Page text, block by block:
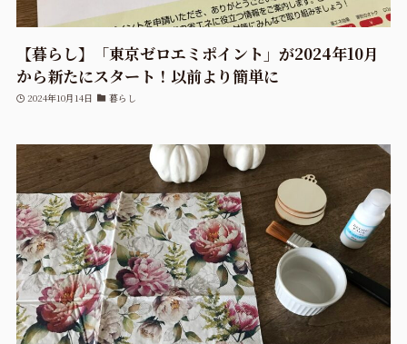
【暮らし】「東京ゼロエミポイント」が2024年10月
から新たにスタート！以前より簡単に
2024年10月14日 暮らし